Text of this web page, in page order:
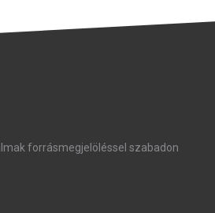
forrásmegjelöléssel szabadon